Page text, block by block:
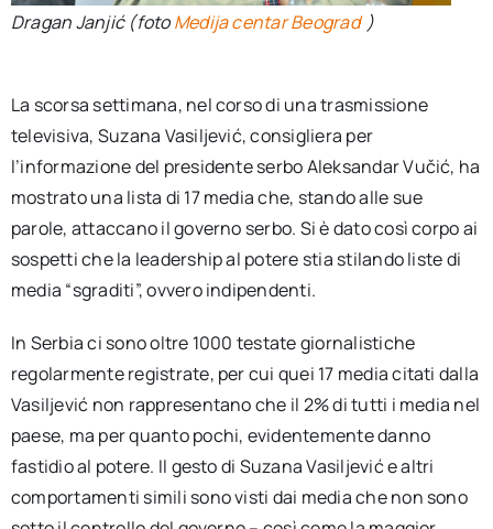
Dragan Janjić (fotoMedija centar Beograd )
La scorsa settimana, nel corso di una trasmissione
televisiva, Suzana Vasiljević, consigliera per
l’informazione del presidente serbo Aleksandar Vučić, ha
mostrato una lista di 17 media che, stando alle sue
parole, attaccano il governo serbo. Si è dato così corpo ai
sospetti che la leadership al potere stia stilando liste di
media “sgraditi”, ovvero indipendenti.
In Serbia ci sono oltre 1000 testate giornalistiche
regolarmente registrate, per cui quei 17 media citati dalla
Vasiljević non rappresentano che il 2% di tutti i media nel
paese, ma per quanto pochi, evidentemente danno
fastidio al potere. Il gesto di Suzana Vasiljević e altri
comportamenti simili sono visti dai media che non sono